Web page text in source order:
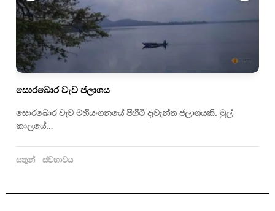
සොරබොර වැව ජලාශය
සොරබොර වැව මහියංගනයේ පිහිටි දැවැන්ත ජලාශයකි. මුල්
කාලයේ…
සතුන් ස්වභාවය